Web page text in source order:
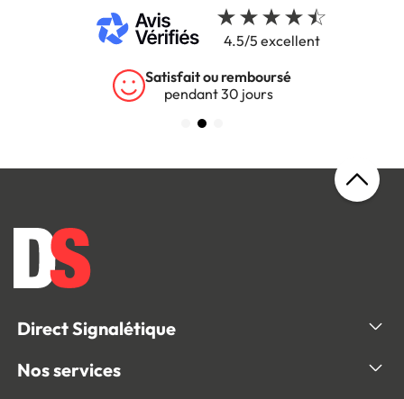
4.5/5 excellent
Satisfait ou remboursé
pendant 30 jours
Direct Signalétique
Nos services